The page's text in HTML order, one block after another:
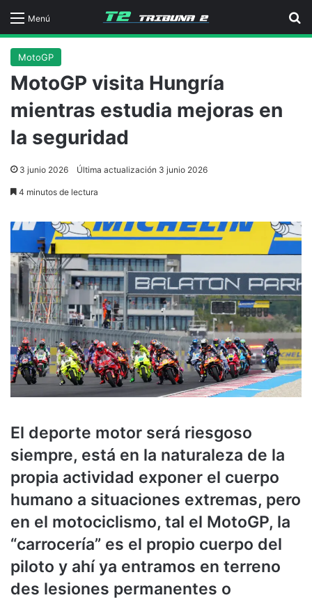
Menú
MotoGP
MotoGP visita Hungría
mientras estudia mejoras en
la seguridad
3 junio 2026 Última actualización 3 junio 2026
4 minutos de lectura
El deporte motor será riesgoso
siempre, está en la naturaleza de la
propia actividad exponer el cuerpo
humano a situaciones extremas, pero
en el motociclismo, tal el MotoGP, la
“carrocería” es el propio cuerpo del
piloto y ahí ya entramos en terreno
des lesiones permanentes o